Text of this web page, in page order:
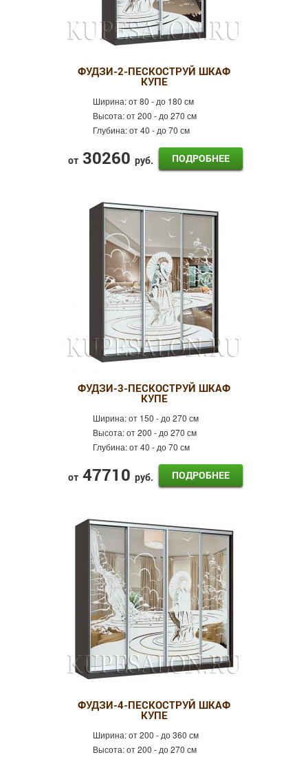
ФУДЗИ-2-ПЕСКОСТРУЙ ШКАФ
КУПЕ
Ширина:от 80 - до 180 см
Высота:от 200 - до 270 см
Глубина:от 40 - до 70 см
от 30260 руб. ПОДРОБНЕЕ
ФУДЗИ-3-ПЕСКОСТРУЙ ШКАФ
КУПЕ
Ширина:от 150 - до 270 см
Высота:от 200 - до 270 см
Глубина:от 40 - до 70 см
от 47710 руб. ПОДРОБНЕЕ
ФУДЗИ-4-ПЕСКОСТРУЙ ШКАФ
КУПЕ
Ширина:от 200 - до 360 см
Высота:от 200 - до 270 см